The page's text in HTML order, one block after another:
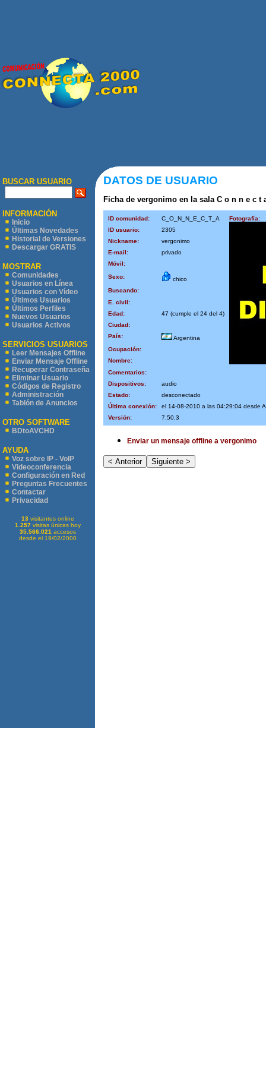
BUSCAR USUARIO
INFORMACIÓN
Inicio
Últimas Novedades
Historial de Versiones
Descargar GRATIS
MOSTRAR
Comunidades
Usuarios en Línea
Usuarios con Vídeo
Últimos Usuarios
Últimos Perfiles
Nuevos Usuarios
Usuarios Activos
SERVICIOS USUARIOS
Leer Mensajes Offline
Enviar Mensaje Offline
Recuperar Contraseña
Eliminar Usuario
Códigos de Registro
Administración
Tablón de Anuncios
OTRO SOFTWARE
BDtoAVCHD
AYUDA
Voz sobre IP - VoIP
Videoconferencia
Configuración en Red
Preguntas Frecuentes
Contactar
Privacidad
13 visitantes online
1.257visitas únicas hoy
35.566.021 accesos
desde el 19/02/2000
DATOS DE USUARIO
Ficha de vergonimo en la sala C o n n e c t
ID comunidad: C_O_N_N_E_C_T_A
Fotografía:
ID usuario:
2305
Nickname:
vergonimo
E-mail:
privado
Móvil:
Sexo:
chico
Buscando:
E. civil:
Edad:
47 (cumple el 24 del 4)
Ciudad:
País:
Argentina
Ocupación:
Nombre:
Comentarios:
Dispositivos:
audio
Estado:
desconectado
Última conexión:
el 14-08-2010 a las 04:29:04 desde
Versión:
7.50.3
Enviar un mensaje offline a vergonimo